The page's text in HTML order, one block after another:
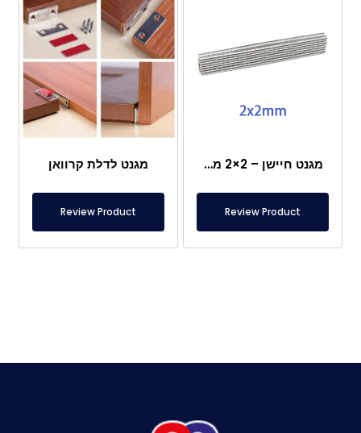
מגנט חיישן – 2×2 מ"מ
Review Product
מגנט לדלת קרוואן
Review Product